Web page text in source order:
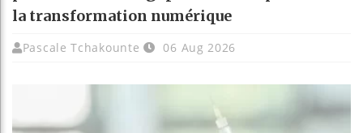
la transformation numérique
Pascale Tchakounte 06 Aug 2026